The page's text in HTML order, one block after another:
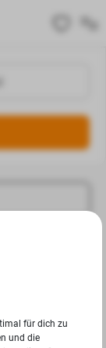
für dich zu
und die